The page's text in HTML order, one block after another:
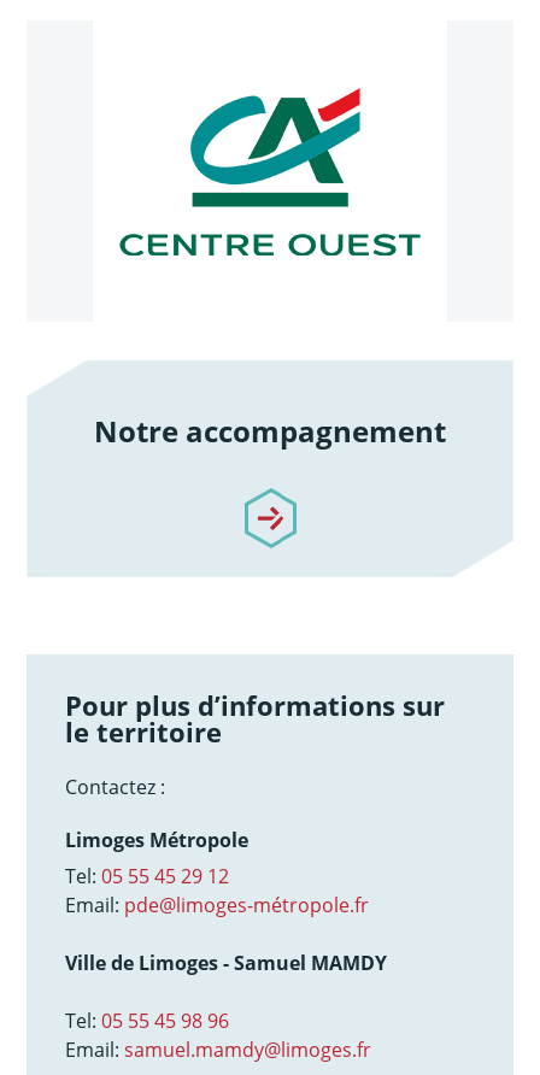
Notre accompagnement
/notre-accompagnement
Pour plus d’informations sur
le territoire
Contactez :
Limoges Métropole
Tel:05 55 45 29 12
Email: pde@limoges-métropole.fr
Ville de Limoges - Samuel MAMDY
Tel:05 55 45 98 96
Email:samuel.mamdy@limoges.fr